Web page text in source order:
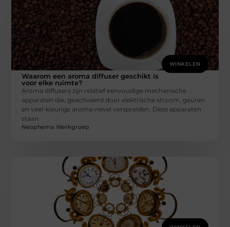
WINKELEN
Waarom een aroma diffuser geschikt is
voor elke ruimte?
Aroma diffusers zijn relatief eenvoudige mechanische
apparaten die, geactiveerd door elektrische stroom, geuren
en veel-kleurige aroma-nevel verspreiden. Deze apparaten
staan
Neophema Werkgroep